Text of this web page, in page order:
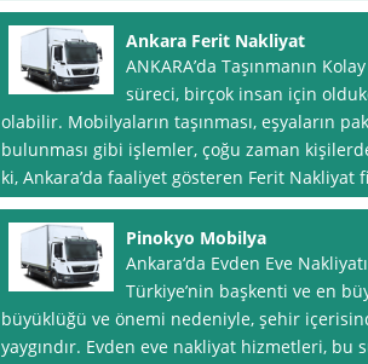
Ankara Ferit Nakliyat
ANKARA’da Taşınmanın
süreci, birçok insan için
olabilir. Mobilyaların taşınması, eşyaların
bulunması gibi işlemler, çoğu zaman kişilerde
ki, Ankara’da faaliyet gösteren Ferit Nakliyat
Pinokyo Mobilya
Ankara‘da Evden Eve
Türkiye’nin başkenti ve en
büyüklüğü ve önemi nedeniyle, şehir
yaygındır. Evden eve nakliyat hizmetleri, bu